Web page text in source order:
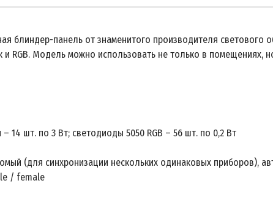
блиндер-панель от знаменитого производителя светового
RGB. Модель можно использовать не только в помещениях,
14 шт. по 3 Вт; светодиоды 5050 RGB – 56 шт. по 0,2 Вт
(для синхронизации нескольких одинаковых приборов),
/ female